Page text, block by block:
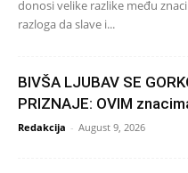
donosi velike razlike među
razloga da slave i...
BIVŠA LJUBAV SE
PRIZNAJE: OVIM
Redakcija - August 9, 2026